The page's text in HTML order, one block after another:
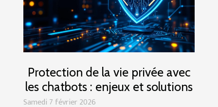
Protection de la vie privée avec
les chatbots : enjeux et solutions
Samedi 7 février 2026